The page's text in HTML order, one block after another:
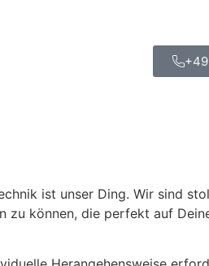
ist unser Ding. Wir sind
zu können, die perfekt auf